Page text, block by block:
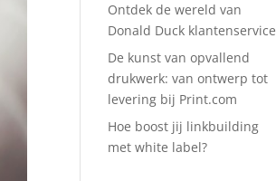
Ontdek de wereld van
Donald Duck klantenservice
De kunst van opvallend
drukwerk: van ontwerp tot
levering bij Print.com
Hoe boost jij linkbuilding
met white label?